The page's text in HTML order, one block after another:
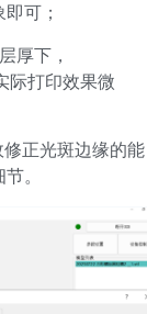
可；
厚下，
际打印效果微
正光斑边缘的能
。